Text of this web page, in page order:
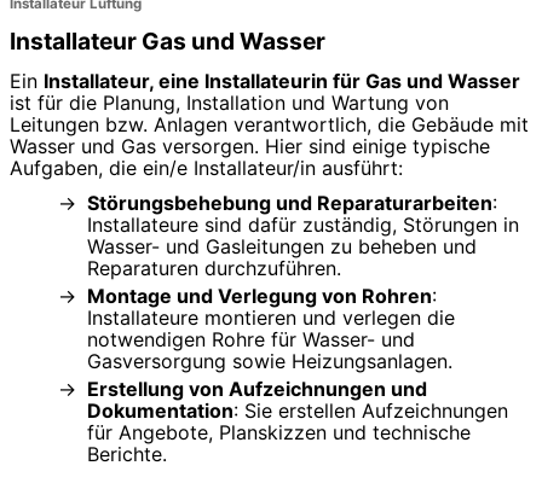
Installateur Lüftung
Installateur Gas und Wasser
Ein Installateur, eine Installateurin für Gas und Wasser
ist für die Planung, Installation und Wartung von
Leitungen bzw. Anlagen verantwortlich, die Gebäude mit
Wasser und Gas versorgen. Hier sind einige typische
Aufgaben, die ein/e Installateur/in ausführt:
Störungsbehebung und Reparaturarbeiten:
Installateure sind dafür zuständig, Störungen in
Wasser- und Gasleitungen zu beheben und
Reparaturen durchzuführen.
Montage und Verlegung von Rohren:
Installateure montieren und verlegen die
notwendigen Rohre für Wasser- und
Gasversorgung sowie Heizungsanlagen.
Erstellung von Aufzeichnungen und
Dokumentation: Sie erstellen Aufzeichnungen
für Angebote, Planskizzen und technische
Berichte.